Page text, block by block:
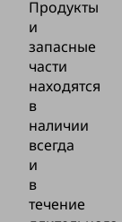
Продукты
и
запасные
части
находятся
в
наличии
всегда
и
в
течение